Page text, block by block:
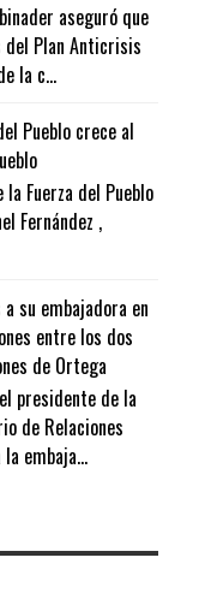
aseguró que
del Plan Anticrisis
la c...
Pueblo crece al
Fuerza del Pueblo
Fernández ,
su embajadora en
entre los dos
de Ortega
presidente de la
de Relaciones
embaja...